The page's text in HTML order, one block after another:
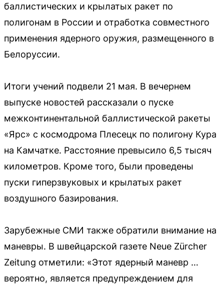
баллистических и крылатых ракет по
полигонам в России и отработка совместного
применения ядерного оружия, размещенного в
Белоруссии.
Итоги учений подвели 21 мая. В вечернем
выпуске новостей рассказали о пуске
межконтинентальной баллистической ракеты
«Ярс» с космодрома Плесецк по полигону Кура
на Камчатке. Расстояние превысило 6,5 тысяч
километров. Кроме того, были проведены
пуски гиперзвуковых и крылатых ракет
воздушного базирования.
Зарубежные СМИ также обратили внимание на
маневры. В швейцарской газете Neue Zürcher
Zeitung отметили: «Этот ядерный маневр …
вероятно, является предупреждением для